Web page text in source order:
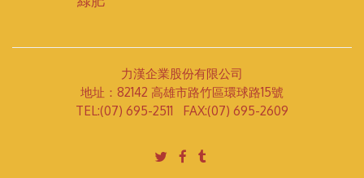
力漢企業股份有限公司
地址：82142 高雄市路竹區環球路15號
TEL:(07) 695-2511 FAX:(07) 695-2609